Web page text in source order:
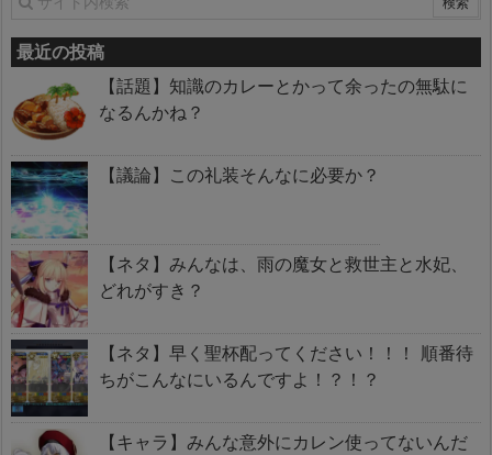
最近の投稿
【話題】知識のカレーとかって余ったの無駄に
なるんかね？
【議論】この礼装そんなに必要か？
【ネタ】みんなは、雨の魔女と救世主と水妃、
どれがすき？
【ネタ】早く聖杯配ってください！！！ 順番待
ちがこんなにいるんですよ！？！？
【キャラ】みんな意外にカレン使ってないんだ